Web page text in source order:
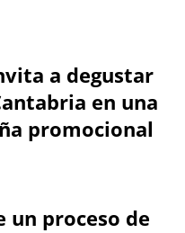
a degustar
en una
promocional
un proceso de